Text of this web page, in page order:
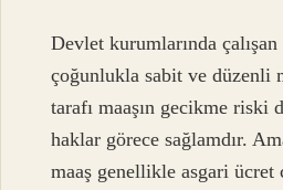
Devlet kurumlarında
çoğunlukla sabit ve düzenli
tarafı maaşın gecikme riski
haklar görece sağlamdır.
maaş genellikle asgari ücret